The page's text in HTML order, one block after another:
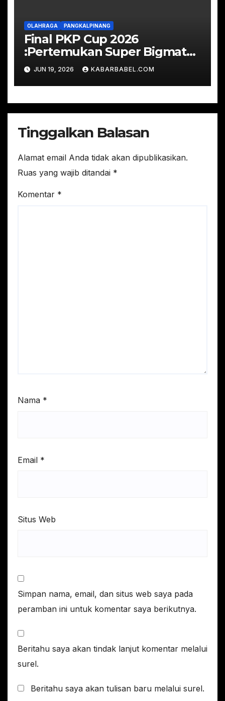
OLAHRAGA PANGKALPINANG
Final PKP Cup 2026
:Pertemukan Super Bigmatch
Real Bahdad FC vs RSUD
Depati Bahrin
JUN 19, 2026 KABARBABEL.COM
Tinggalkan Balasan
Alamat email Anda tidak akan dipublikasikan.
Ruas yang wajib ditandai *
Komentar *
Nama *
Email *
Situs Web
Simpan nama, email, dan situs web saya pada
peramban ini untuk komentar saya berikutnya.
Beritahu saya akan tindak lanjut komentar melalui
surel.
Beritahu saya akan tulisan baru melalui surel.